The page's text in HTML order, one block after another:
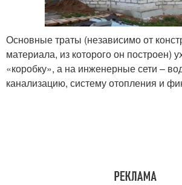
Основные траты (независимо от
материала, из которого он построен)
«коробку», а на инженерные сети –
канализацию, систему отопления и